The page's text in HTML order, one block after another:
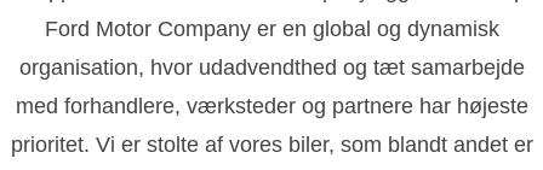
Ford Motor Company er en global og dynamisk
organisation, hvor udadvendthed og tæt samarbejde
med forhandlere, værksteder og partnere har højeste
prioritet. Vi er stolte af vores biler, som blandt andet er